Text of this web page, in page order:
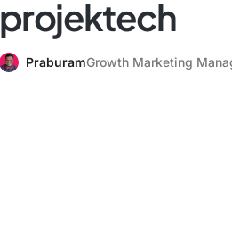
projektech
PraburamGrowth Marketing